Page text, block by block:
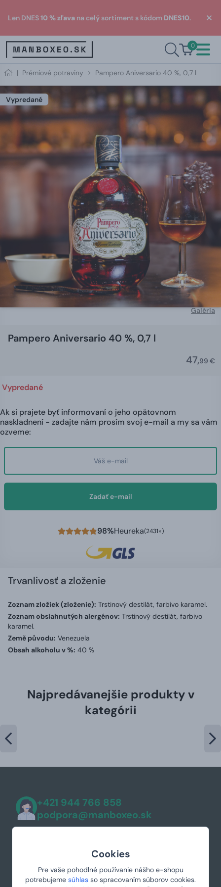
Cookies
Pre vaše pohodlné používanie nášho e-shopu
potrebujeme súhlas so spracovaním súborov cookies.
Len DNES10 % zľava na celý sortiment s kódom DNES10.
0
| Prémiové potraviny Pampero Aniversario 40 %, 0,7 l
Vypredané
Galéria
Pampero Aniversario 40 %, 0,7 l
47,99 €
Vypredané
Ak si prajete byť informovaní o jeho opätovnom
naskladnení - zadajte nám prosím svoj e-mail a my sa vám
ozveme:
Zadať e-mail
98%Heureka(2431×)
Trvanlivosť a zloženie
Zoznam zložiek (zloženie): Trstinový destilát, farbivo karamel.
Zoznam obsiahnutých alergénov: Trstinový destilát, farbivo
karamel.
Země původu: Venezuela
Obsah alkoholu v %: 40 %
Najpredávanejšie produkty v
kategórii
+421 944 766 858
podpora@manboxeo.sk